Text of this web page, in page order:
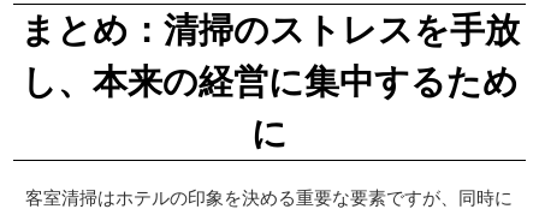
まとめ：清掃のストレスを手放
し、本来の経営に集中するため
に
客室清掃はホテルの印象を決める重要な要素ですが、同時に